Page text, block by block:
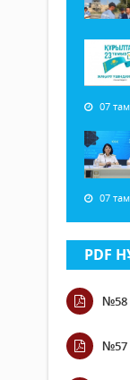
07
07
PDF
№58
№57